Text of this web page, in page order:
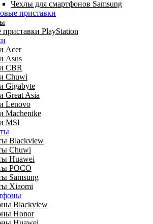
Чехлы для смартфонов Samsung
приставки
PlayStation
Acer
Asus
CBR
Chuwi
Gigabyte
Great Asia
Lenovo
Machenike
MSI
Blackview
Chuwi
Huawei
POCO
Samsung
Xiaomi
Blackview
Honor